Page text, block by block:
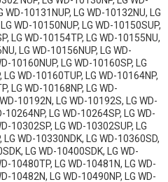
LG WD-80250TP
LG WD-80260NP
LG WD-80260T
LG WD-80264SP
LG WD-80266N
LG WD-80302NP
WD-10131NUP, LG WD-10132NU, LG
WD-10150NUP, LG WD-10150SUP,
LG WD-10154TP, LG WD-10155NU,
LG WD-10156NUP, LG WD-
10160NUP, LG WD-10160SP, LG
WD-10160TUP, LG WD-10164NP,
LG WD-10168NP, LG WD-
10192N, LG WD-10192S, LG WD-
10264NP, LG WD-10264SP, LG WD-
10302SP, LG WD-10302SUP, LG
WD-10330NDK, LG WD-10360SD,
LG WD-10400SDK, LG WD-
10480TP, LG WD-10481N, LG WD-
10482N, LG WD-10490NP, LG WD-